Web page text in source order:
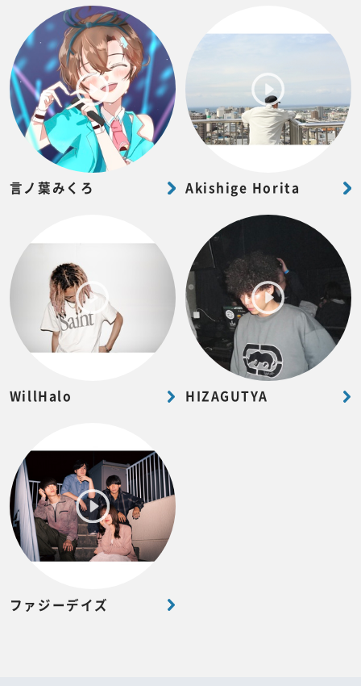
言ノ葉みくろ Akishige Horita
WillHalo HIZAGUTYA
ファジーデイズ